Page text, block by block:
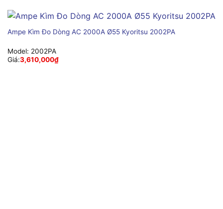
Ampe Kìm Đo Dòng AC 2000A Ø55 Kyoritsu 2002PA
Model: 2002PA
Giá:3,610,000₫